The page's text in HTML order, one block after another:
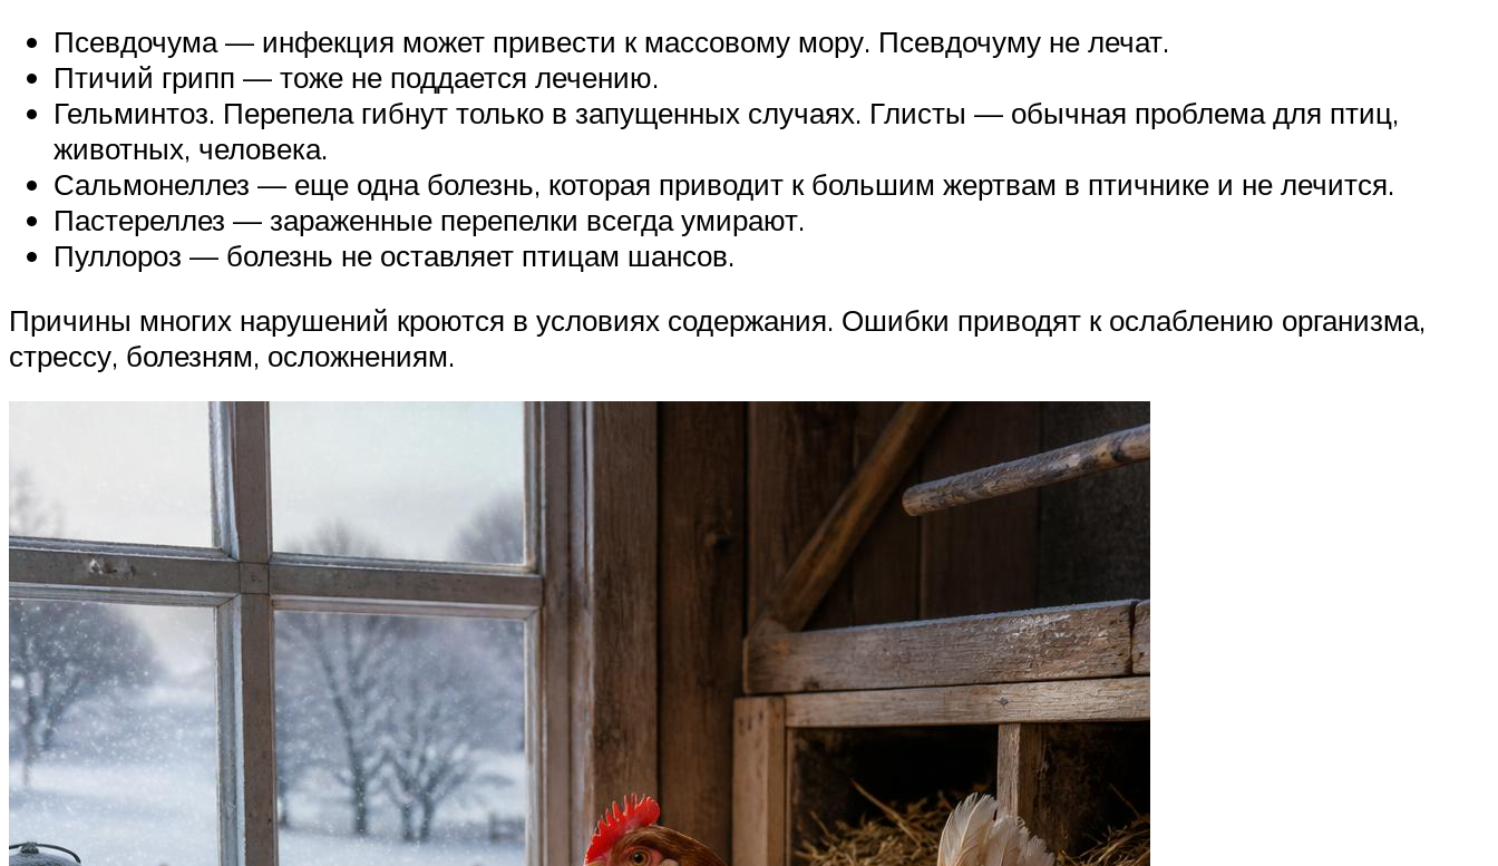
Псевдочума — инфекция может привести к массовому мору. Псевдочуму не лечат.
Птичий грипп — тоже не поддается лечению.
Гельминтоз. Перепела гибнут только в запущенных случаях. Глисты — обычная проблема для птиц,
животных, человека.
Сальмонеллез — еще одна болезнь, которая приводит к большим жертвам в птичнике и не лечится.
Пастереллез — зараженные перепелки всегда умирают.
Пуллороз — болезнь не оставляет птицам шансов.
Причины многих нарушений кроются в условиях содержания. Ошибки приводят к ослаблению организма,
стрессу, болезням, осложнениям.